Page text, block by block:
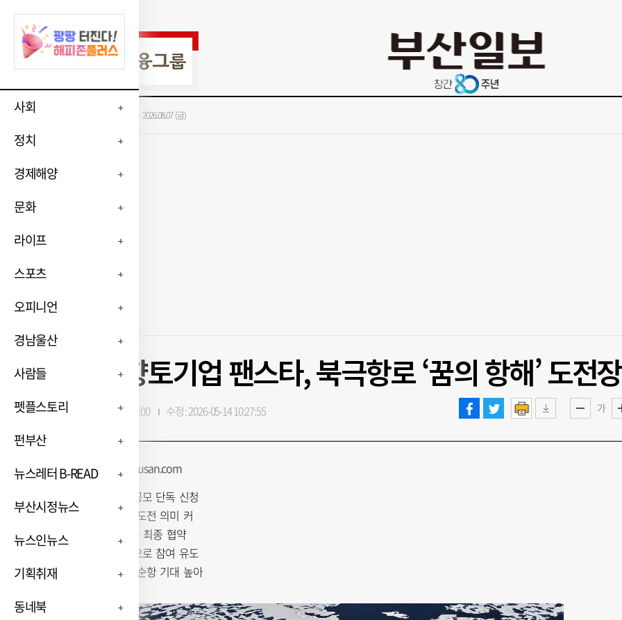
사회
정치
경제해양
문화
라이프
스포츠
오피니언
경남울산
사람들
펫플스토리
펀부산
뉴스레터 B-READ
부산시정뉴스
뉴스인뉴스
기획취재
동네북
가장 많이 본 뉴스 2026.08.07 (금)
[단독] 향토기업 팬스타, 북극항로 ‘꿈의 항해’ 도전장
가
입력 : 2026-05-13 22:00:00 수정 : 2026-05-14 10:27:55
박혜랑 기자 rang@busan.com
시범운항 선사 공모 단독 신청
부산 대표 선사 도전 의미 커
15일 주관기관과 최종 협약
정부 파격 지원으로 참여 유도
유찰 우려 딛고 순항 기대 높아